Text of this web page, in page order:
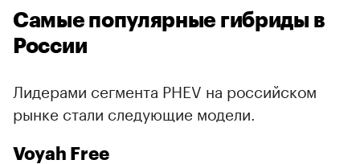
Самые популярные гибриды в
России
Лидерами сегмента PHEV на российском
рынке стали следующие модели.
Voyah Free